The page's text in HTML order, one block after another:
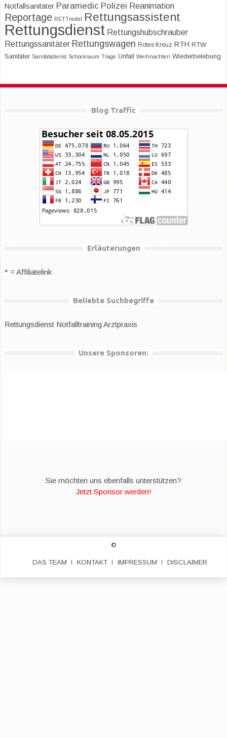
Notfallsanitäter Paramedic Polizei Reanimation
Reportage RETTmobil Rettungsassistent
Rettungsdienst Rettungshubschrauber
Rettungssanitäter Rettungswagen Rotes Kreuz RTH RTW
Sanitäter Sanitätsdienst Schockraum Trage Unfall Weihnachten Wiederbelebung
Blog Traffic
Erläuterungen
* = Affiliatelink
Beliebte Suchbegriffe
Rettungsdienst Notfalltraining Arztpraxis
Unsere Sponsoren:
Sie möchten uns ebenfalls unterstützen?
Jetzt Sponsor werden!
©
DAS TEAM KONTAKT IMPRESSUM DISCLAIMER